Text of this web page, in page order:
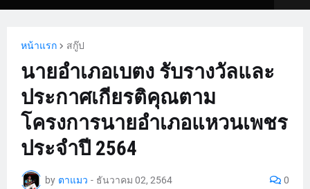
หน้าแรก สกู๊ป
นายอำเภอเบตง รับรางวัลและ
ประกาศเกียรติคุณตาม
โครงการนายอำเภอแหวนเพชร
ประจำปี 2564
by ตาแมว - ธันวาคม 02, 2564 0